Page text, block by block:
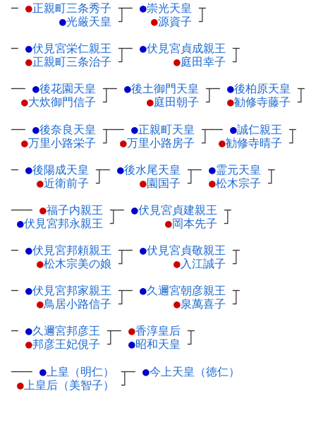
─ ●正親町三条秀子 ┬
●光厳天皇 ┘
─ ●崇光天皇 ┬
●源資子 ┘
─ ●伏見宮栄仁親王 ┬
●正親町三条治子 ┘
─ ●伏見宮貞成親王 ┬
●庭田幸子 ┘
── ●後花園天皇 ┬
●大炊御門信子 ┘
─ ●後土御門天皇 ┬
●庭田朝子 ┘
─ ●後柏原天皇 ┬
●勧修寺藤子 ┘
── ●後奈良天皇 ┬
●万里小路栄子 ┘
── ●正親町天皇 ┬
●万里小路房子 ┘
── ●誠仁親王 ┬
●勧修寺晴子 ┘
─ ●後陽成天皇 ┬
●近衛前子 ┘
─ ●後水尾天皇 ┬
●園国子 ┘
─ ●霊元天皇 ┬
●松木宗子 ┘
─── ●福子内親王 ┬
●伏見宮邦永親王 ┘
─ ●伏見宮貞建親王 ┬
●岡本先子 ┘
─ ●伏見宮邦頼親王 ┬
●松木宗美の娘 ┘
─ ●伏見宮貞敬親王 ┬
●入江誠子 ┘
─ ●伏見宮邦家親王 ┬
●鳥居小路信子 ┘
─ ●久邇宮朝彦親王 ┬
●泉萬喜子 ┘
─ ●久邇宮邦彦王 ┬
●邦彦王妃俔子 ┘
─ ●香淳皇后 ┬
●昭和天皇 ┘
─── ● 上皇（明仁）
┬
● 上皇后（美智子） ┘
─ ●今上天皇（徳仁）